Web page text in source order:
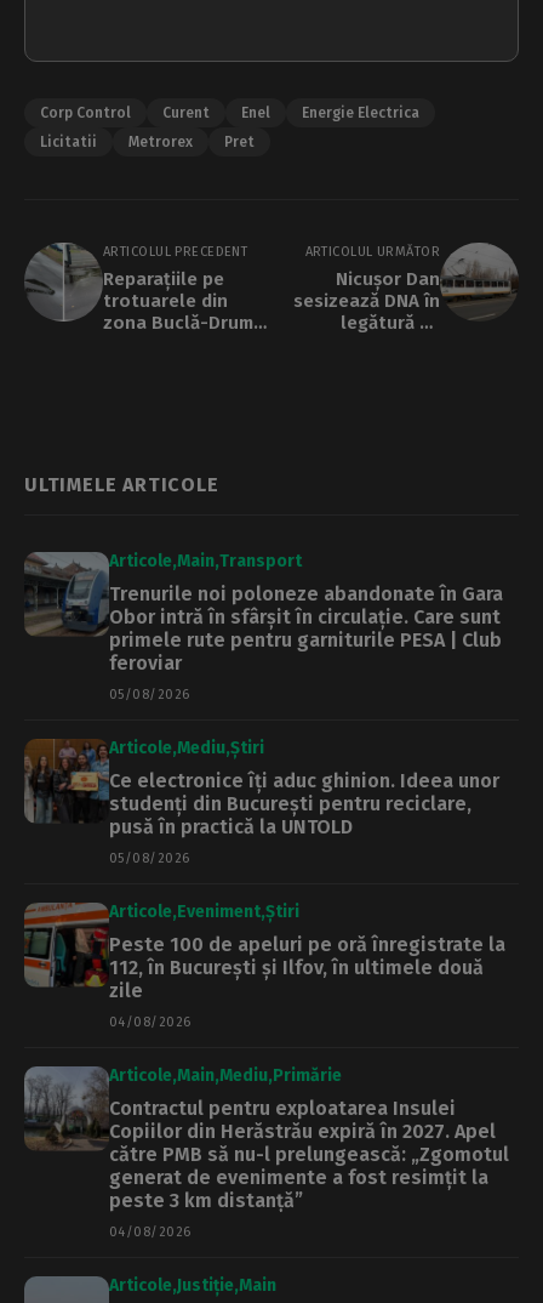
Corp Control Curent Enel
Energie Electrica
Licitatii
Metrorex Pret
ARTICOLUL PRECEDENT
Reparațiile pe
trotuarele din
zona Buclă-Drumul
ARTICOLUL URMĂTOR
Nicușor Dan
sesizează DNA în
legătură cu
ULTIMELE ARTICOLE
Articole Main Transport
Trenurile noi poloneze abandonate în Gara
Obor intră în sfârșit în circulație. Care sunt
primele rute pentru garniturile PESA | Club
feroviar
05/08/2026
Articole Mediu Știri
Ce electronice îți aduc ghinion. Ideea unor
studenți din București pentru reciclare,
pusă în practică la UNTOLD
05/08/2026
Articole Eveniment Știri
Peste 100 de apeluri pe oră înregistrate la
112, în București și Ilfov, în ultimele două
zile
04/08/2026
Articole Main Mediu Primărie
Contractul pentru exploatarea Insulei
Copiilor din Herăstrău expiră în 2027. Apel
către PMB să nu-l prelungească: „Zgomotul
generat de evenimente a fost resimțit la
peste 3 km distanță”
04/08/2026
Articole Justiție Main